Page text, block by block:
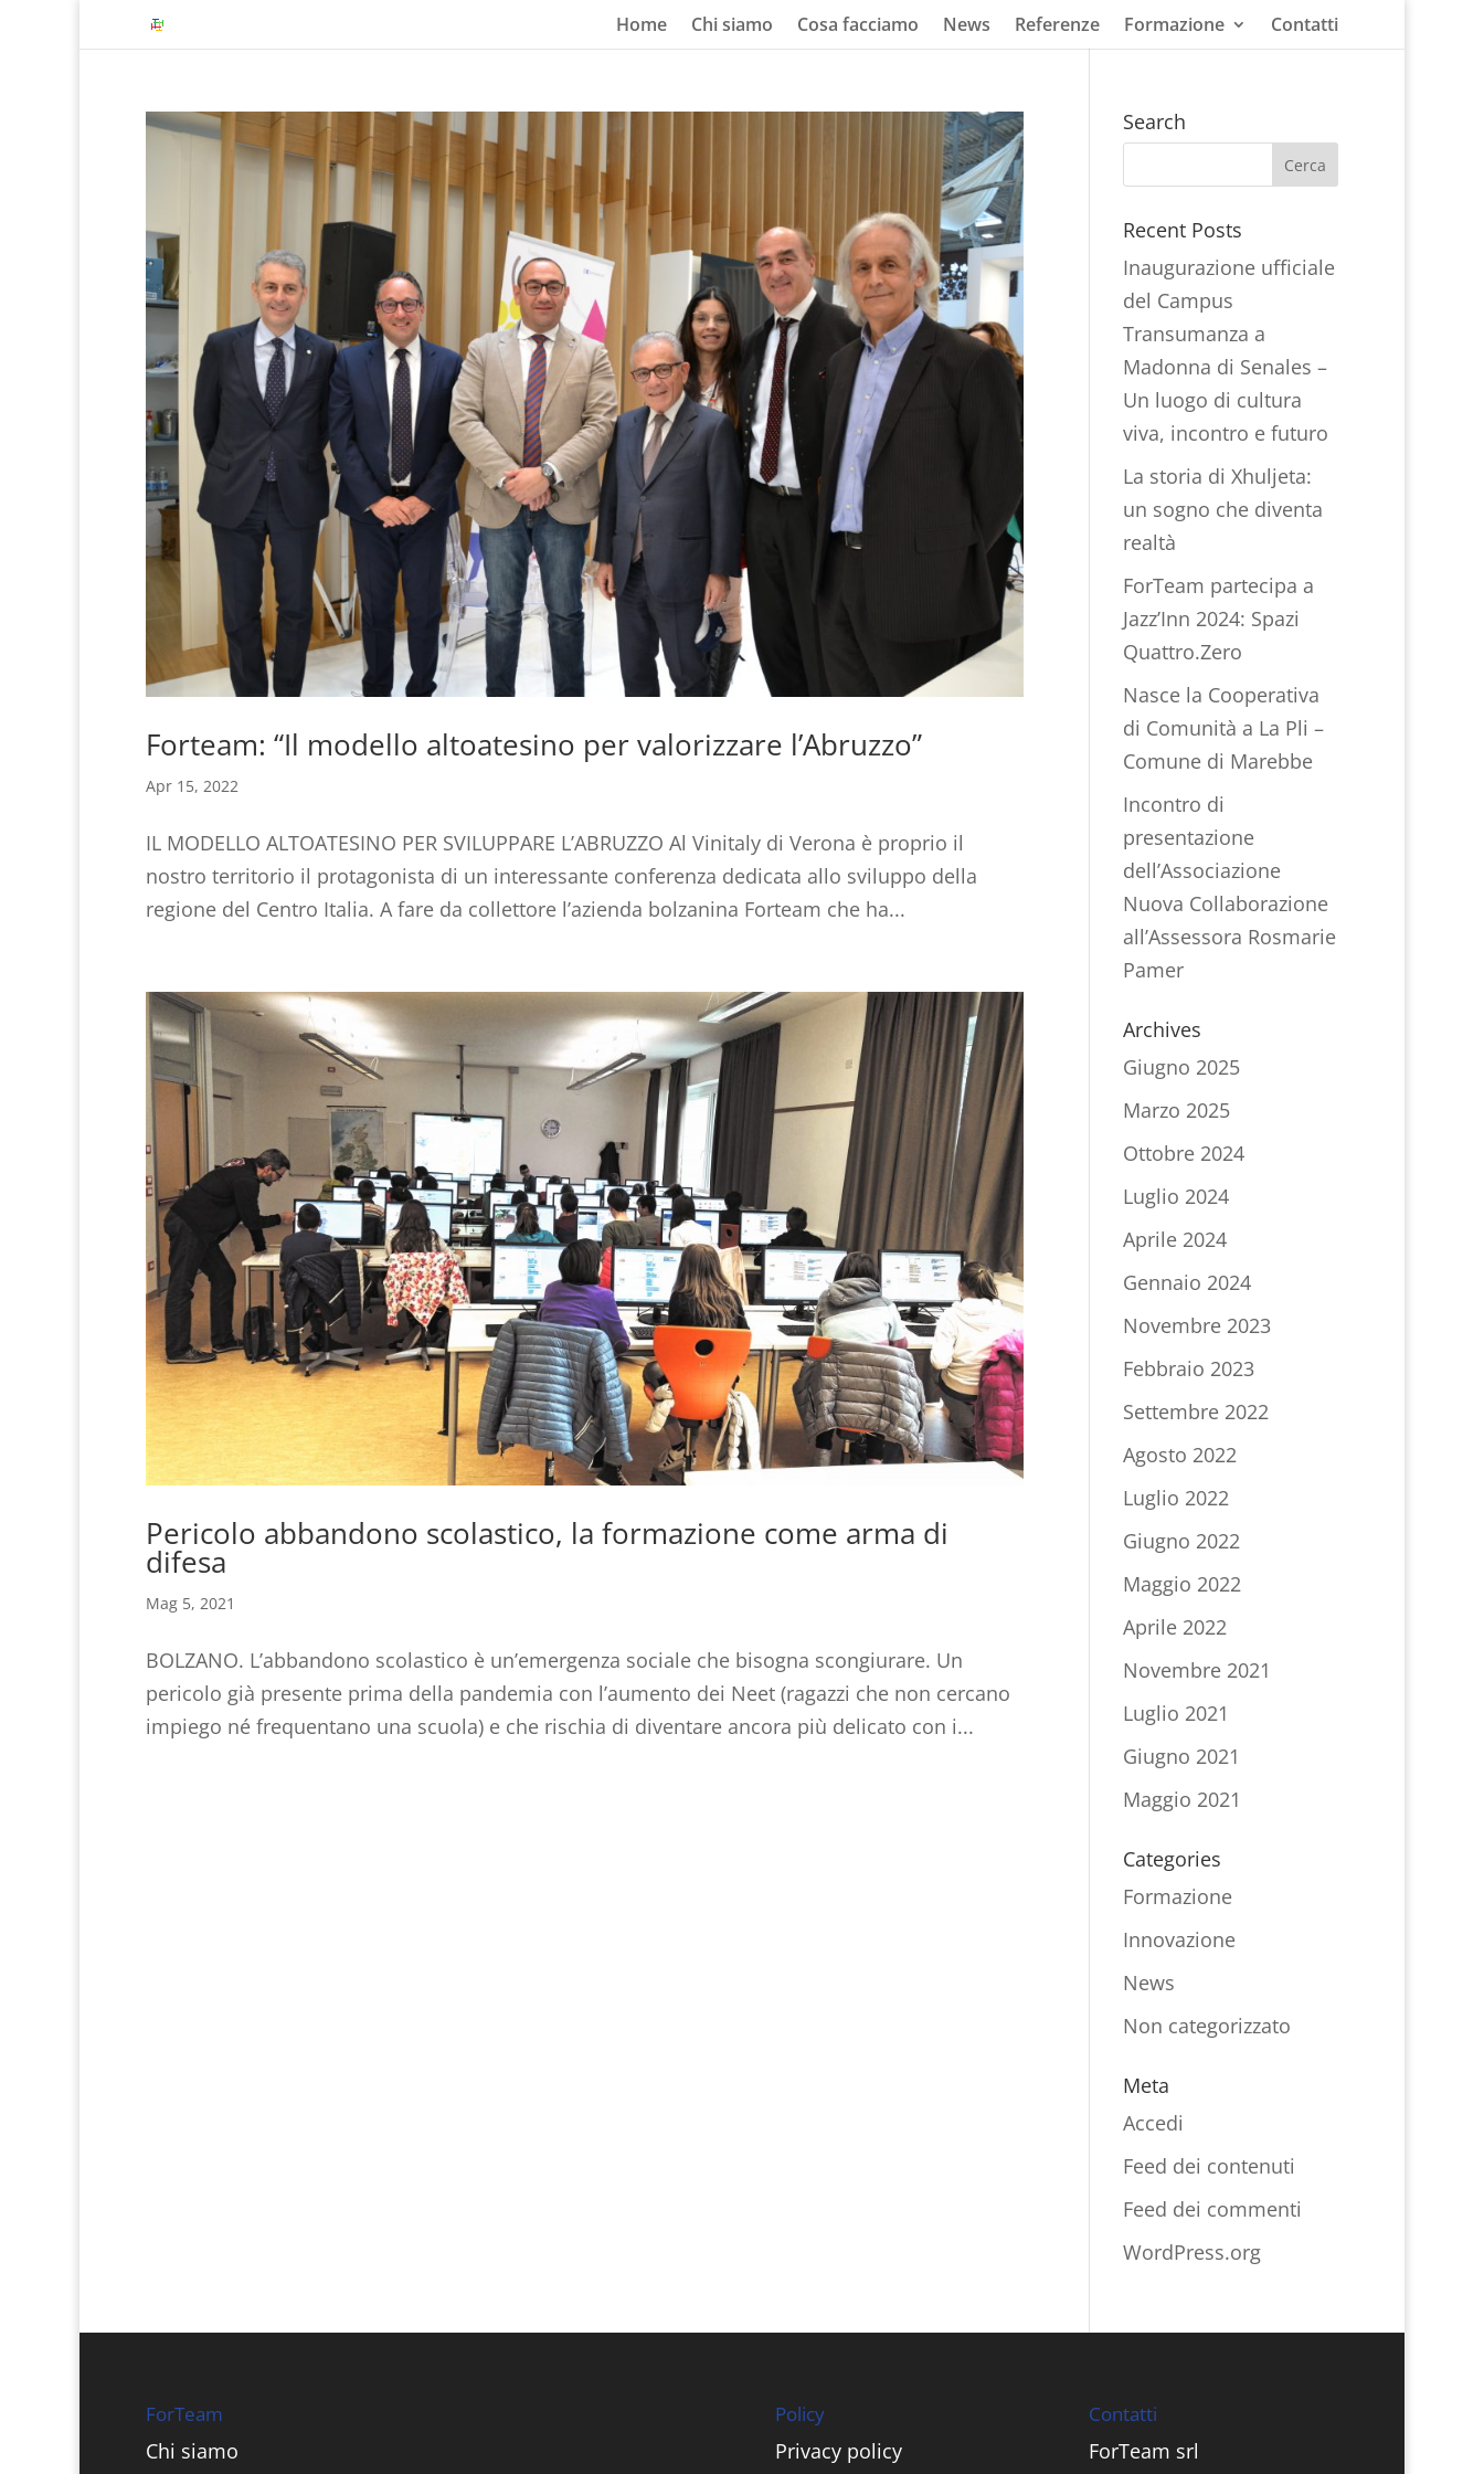
Home Chi siamo Cosa facciamo News Referenze Formazione Contatti
Forteam: “Il modello altoatesino per valorizzare l’Abruzzo”
Apr 15, 2022
IL MODELLO ALTOATESINO PER SVILUPPARE L’ABRUZZO Al Vinitaly di Verona è proprio il
nostro territorio il protagonista di un interessante conferenza dedicata allo sviluppo della
regione del Centro Italia. A fare da collettore l’azienda bolzanina Forteam che ha...
Pericolo abbandono scolastico, la formazione come arma di
difesa
Mag 5, 2021
BOLZANO. L’abbandono scolastico è un’emergenza sociale che bisogna scongiurare. Un
pericolo già presente prima della pandemia con l’aumento dei Neet (ragazzi che non cercano
impiego né frequentano una scuola) e che rischia di diventare ancora più delicato con i...
Search
Recent Posts
Inaugurazione ufficiale
del Campus
Transumanza a
Madonna di Senales –
Un luogo di cultura
viva, incontro e futuro
La storia di Xhuljeta:
un sogno che diventa
realtà
ForTeam partecipa a
Jazz’Inn 2024: Spazi
Quattro.Zero
Nasce la Cooperativa
di Comunità a La Pli –
Comune di Marebbe
Incontro di
presentazione
dell’Associazione
Nuova Collaborazione
all’Assessora Rosmarie
Pamer
Archives
Giugno 2025
Marzo 2025
Ottobre 2024
Luglio 2024
Aprile 2024
Gennaio 2024
Novembre 2023
Febbraio 2023
Settembre 2022
Agosto 2022
Luglio 2022
Giugno 2022
Maggio 2022
Aprile 2022
Novembre 2021
Luglio 2021
Giugno 2021
Maggio 2021
Categories
Formazione
Innovazione
News
Non categorizzato
Meta
Accedi
Feed dei contenuti
Feed dei commenti
WordPress.org
ForTeam
Chi siamo
Policy
Privacy policy
Contatti
ForTeam srl